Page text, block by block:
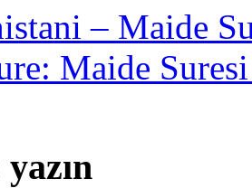
– Maide
Maide